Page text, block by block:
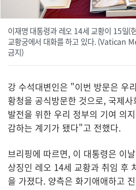
이재명 대통령과 레오 14세 교황이 15일(
교황궁에서 대화를 하고 있다. (Vatican
금지)
강 수석대변인은 "이번 방문은 우
황청을 공식방문한 것으로, 국제
발전을 위한 우리 정부의 기여 의
감하는 계기가 됐다"고 전했다.
브리핑에 따르면, 이 대통령은 이
상징인 레오 14세 교황과 취임 후
을 가졌다. 양측은 화기애애하고